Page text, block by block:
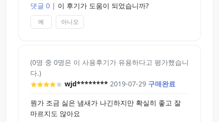
댓글 0 | 이 후기가 도움이 되었습니까?
예 아니오
(0명 중 0명은 이 사용후기가 유용하다고 평가했습니
다.)
wjd******** 2019-07-29 구매완료
뭔가 조금 싫은 냄새가 나긴하지만 확실히 좋고 잘
마르지도 않아요